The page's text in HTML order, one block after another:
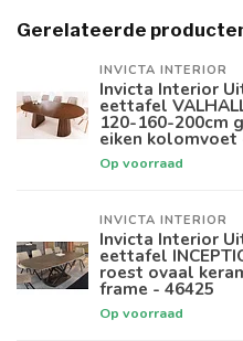
Gerelateerde
INVICTA INTERIOR
Invicta Interior
eettafel
120-160-200cm
eiken kolomvoet
Op voorraad
INVICTA INTERIOR
Invicta Interior
eettafel
roest ovaal
frame - 46425
Op voorraad